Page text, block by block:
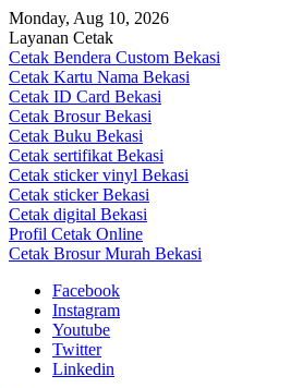
Skip
to
content
Monday, Aug 10, 2026
Layanan Cetak
Cetak Bendera Custom Bekasi
Cetak Kartu Nama Bekasi
Cetak ID Card Bekasi
Cetak Brosur Bekasi
Cetak Buku Bekasi
Cetak sertifikat Bekasi
Cetak sticker vinyl Bekasi
Cetak sticker Bekasi
Cetak digital Bekasi
Profil Cetak Online
Cetak Brosur Murah Bekasi
Facebook
Instagram
Youtube
Twitter
Linkedin